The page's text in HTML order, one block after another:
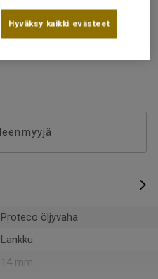
päälle
Proteco öljyvaha
Lankku
14 mm
Hyväksy kaikki evästeet